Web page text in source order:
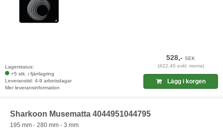
Lagerstatus:
+5 stk. i fjärrlagring
Leveranstid: 4-9 arbetsdagar
Mer leveransinformation
528,-SEK
(422,40 exkl. moms)
Lägg i korgen
Sharkoon Musematta 4044951044795
195 mm - 280 mm - 3 mm